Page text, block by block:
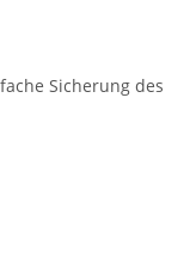
Sicherung des